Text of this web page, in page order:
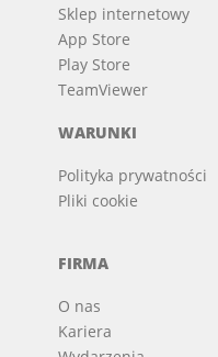
Sklep internetowy
App Store
Play Store
TeamViewer
WARUNKI
Polityka prywatności
Pliki cookie
FIRMA
O nas
Kariera